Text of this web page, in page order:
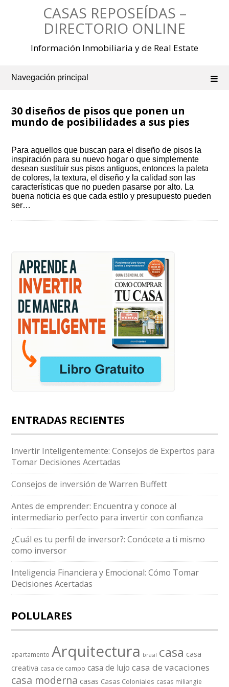
CASAS REPOSEÍDAS –
DIRECTORIO ONLINE
Información Inmobiliaria y de Real Estate
Navegación principal
30 diseños de pisos que ponen un
mundo de posibilidades a sus pies
Para aquellos que buscan para el diseño de pisos la
inspiración para su nuevo hogar o que simplemente
desean sustituir sus pisos antiguos, entonces la paleta
de colores, la textura, el diseño y la calidad son las
características que no pueden pasarse por alto. La
buena noticia es que cada estilo y presupuesto pueden
ser…
ENTRADAS RECIENTES
Invertir Inteligentemente: Consejos de Expertos para
Tomar Decisiones Acertadas
Consejos de inversión de Warren Buffett
Antes de emprender: Encuentra y conoce al
intermediario perfecto para invertir con confianza
¿Cuál es tu perfil de inversor?: Conócete a ti mismo
como inversor
Inteligencia Financiera y Emocional: Cómo Tomar
Decisiones Acertadas
POLULARES
apartamento Arquitectura brasil casa casa
creativa casa de campo casa de lujo casa de vacaciones
casa moderna casas Casas Coloniales casas miliangie